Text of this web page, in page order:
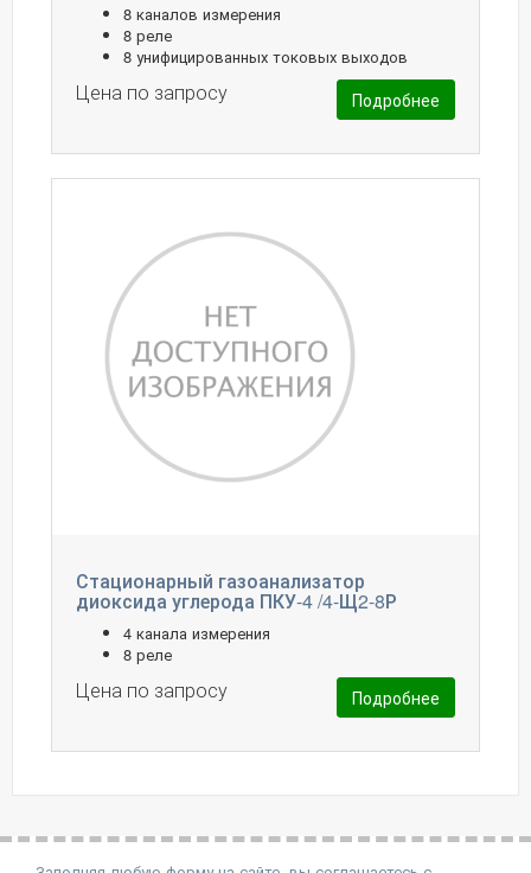
8 каналов измерения
8 реле
8 унифицированных токовых выходов
Цена по запросу Подробнее
Стационарный газоанализатор
диоксида углерода ПКУ-4 /4-Щ2-8Р
4 канала измерения
8 реле
Цена по запросу Подробнее